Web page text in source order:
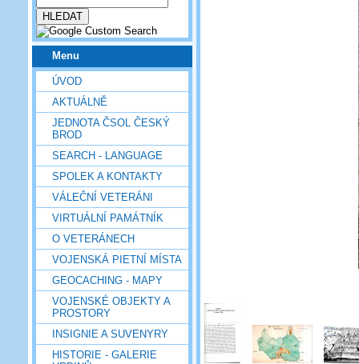
Menu
ÚVOD
AKTUÁLNĚ
JEDNOTA ČSOL ČESKÝ
BROD
SEARCH - LANGUAGE
SPOLEK A KONTAKTY
VÁLEČNÍ VETERÁNI
VIRTUÁLNÍ PAMÁTNÍK
O VETERÁNECH
VOJENSKÁ PIETNÍ MÍSTA
GEOCACHING - MAPY
VOJENSKÉ OBJEKTY A
PROSTORY
INSIGNIE A SUVENYRY
HISTORIE - GALERIE